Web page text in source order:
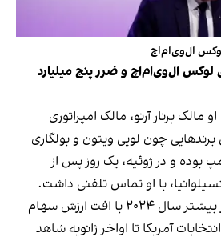
لوکس ال‌وی‌ام‌اچ
لوکس ال‌وی‌ام‌اچ و ضرر پنج میلیارد
او مالک برنار آرنو، مالک امپراتوری
چون لویی ویتون و بولگاری
بوده و در ژوئیه، یک روز پس از
با او تماس تلفنی داشت.
ال‌وی‌ام‌اچ پس از آنکه در بیشتر سال ۲۰۲۴ با افت ارزش سهام
آمریکا تا اواخر ژانویه شاهد